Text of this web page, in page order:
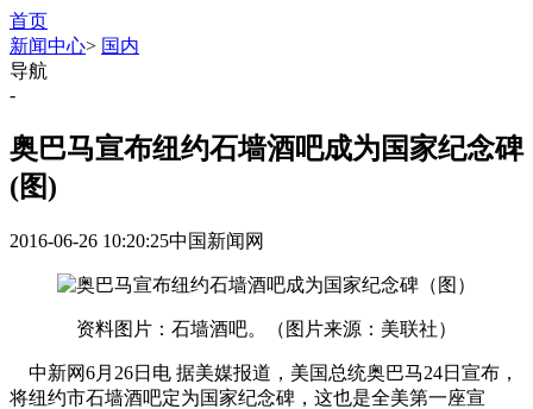
首页
新闻中心> 国内
导航
-
奥巴马宣布纽约石墙酒吧成为国家纪念碑
(图)
2016-06-26 10:20:25中国新闻网
资料图片：石墙酒吧。（图片来源：美联社）
中新网6月26日电 据美媒报道，美国总统奥巴马24日宣布，
将纽约市石墙酒吧定为国家纪念碑，这也是全美第一座宣